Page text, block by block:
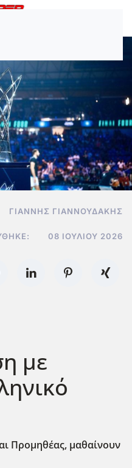
ΓΙΆΝΝΗΣ ΓΙΑΝΝΟΥΔΆΚΗΣ
08 ΙΟΥΛΊΟΥ 2026
με
Προμηθέας, μαθαίνουν